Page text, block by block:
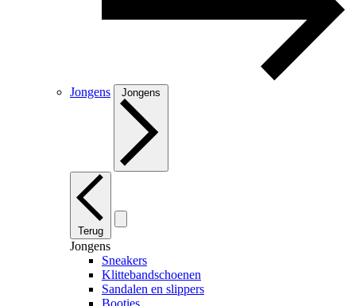
Jongens Jongens
Terug
Jongens
Sneakers
Klittebandschoenen
Sandalen en slippers
Booties